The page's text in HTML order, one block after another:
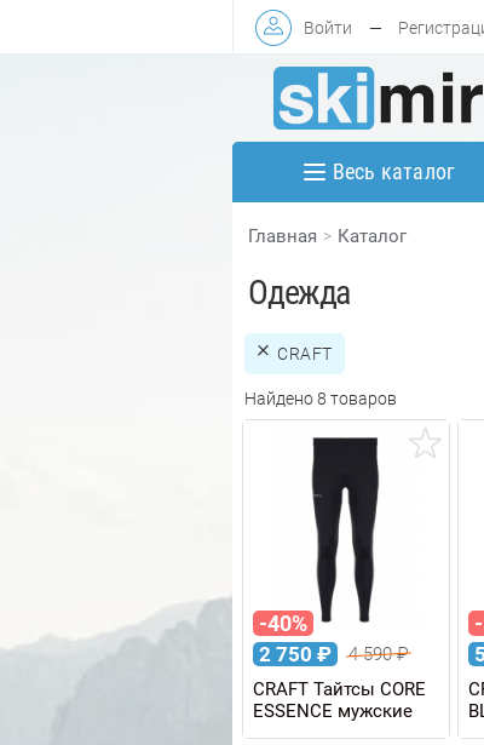
Войти —
Весь каталог
Главная Каталог
Одежда
CRAFT
Найдено 8 товаров
-40%
2 750 ₽ 4 590₽
CRAFT Тайтсы CORE
ESSENCE мужские